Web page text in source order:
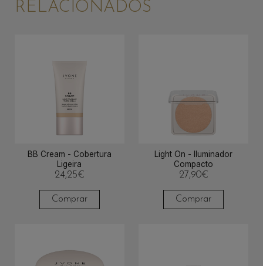
RELACIONADOS
BB Cream - Cobertura
Ligeira
24,25€
Comprar
Light On - Iluminador
Compacto
27,90€
Comprar